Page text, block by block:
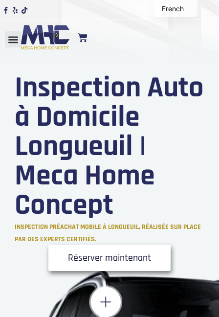
Inspection Auto
à Domicile
Longueuil |
Meca Home
Concept
INSPECTION PRÉACHAT MOBILE À LONGUEUIL, RÉALISÉE SUR PLACE
PAR DES EXPERTS CERTIFIÉS.
Réserver maintenant
French